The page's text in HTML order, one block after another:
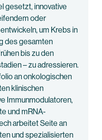
gesetzt, innovative
oder
um Krebs in
des gesamten
bis zu den
– zu adressieren.
an onkologischen
klinischen
Immunmodulatoren,
und mRNA-
arbeitet Seite an
und spezialisierten